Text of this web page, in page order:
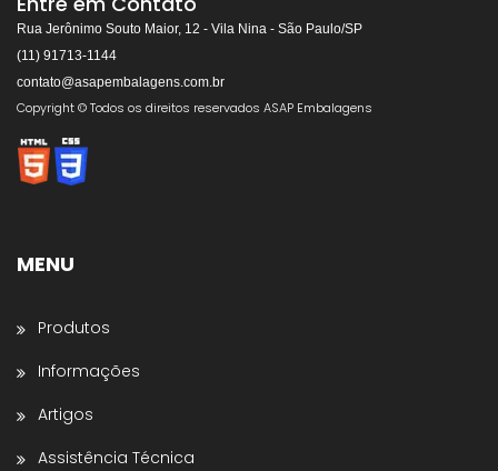
👋Olá! Bem-vindo!
Somos especialistas em
Envolvedoras, Filme Stretch, Fitas de Arquear,
Selos para Fitas de Arquear, Aplicador de Filme
Preencha os dados abaixo e o atendimento
Nome da Empresa *
Rua Jerônimo Souto Maior, 12 - Vila Nina - São Paulo/SP
(11) 91713-1144
contato@asapembalagens.com.br
Copyright © Todos os direitos reservados ASAP Embalagens
MENU
Produtos
Informações
Artigos
Assistência Técnica